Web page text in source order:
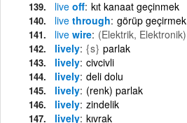
live off kıt kanaat geçinmek
live through görüp geçirmek
live wire (Elektrik, Elektronik)
lively {s} parlak
lively civcivli
lively deli dolu
lively (renk) parlak
lively zindelik
lively kıvrak